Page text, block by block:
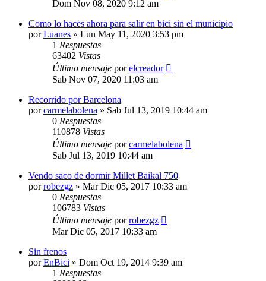
Dom Nov 08, 2020 9:12 am
Como lo haces ahora para salir en bici sin el municipio
porLuanes » Lun May 11, 2020 3:53 pm
1 Respuestas
63402 Vistas
Último mensaje porelcreador
Sab Nov 07, 2020 11:03 am
Recorrido por Barcelona
porcarmelabolena » Sab Jul 13, 2019 10:44 am
0 Respuestas
110878 Vistas
Último mensaje porcarmelabolena
Sab Jul 13, 2019 10:44 am
Vendo saco de dormir Millet Baikal 750
porrobezgz » Mar Dic 05, 2017 10:33 am
0 Respuestas
106783 Vistas
Último mensaje porrobezgz
Mar Dic 05, 2017 10:33 am
Sin frenos
porEnBici » Dom Oct 19, 2014 9:39 am
1 Respuestas